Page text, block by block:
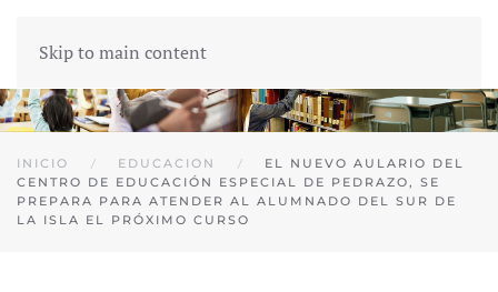
Skip to main content
INICIO EDUCACION
EL NUEVO AULARIO DEL
CENTRO DE EDUCACIÓN ESPECIAL DE PEDRAZO, SE
PREPARA PARA ATENDER AL ALUMNADO DEL SUR DE
LA ISLA EL PRÓXIMO CURSO